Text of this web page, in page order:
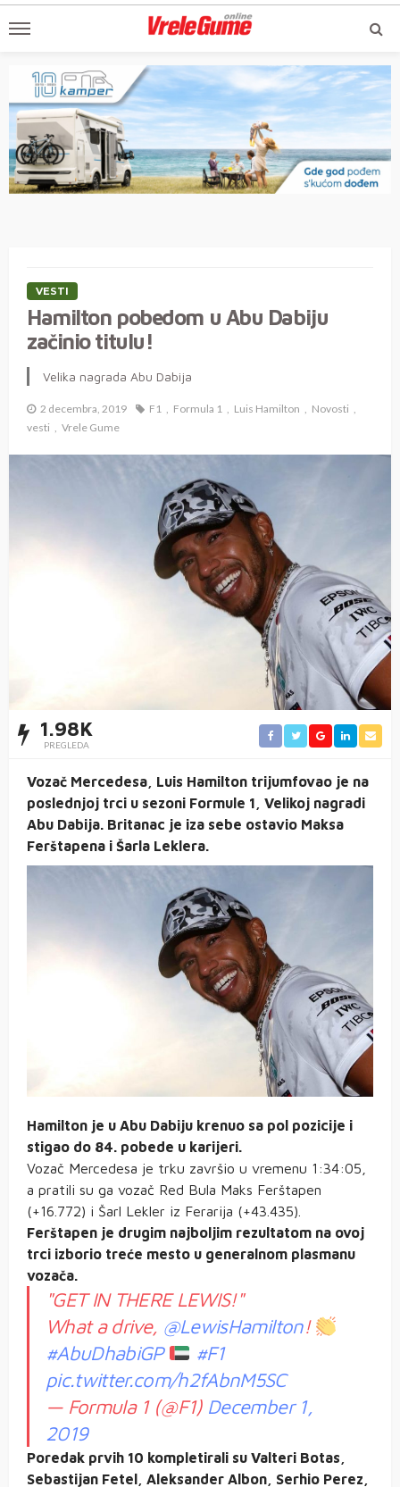
VESTI
Hamilton pobedom u Abu Dabiju
začinio titulu!
Velika nagrada Abu Dabija
2 decembra, 2019 F1 Formula 1 Luis Hamilton
Novosti
vesti
Vrele Gume
1.98K
PREGLEDA
Vozač Mercedesa, Luis Hamilton trijumfovao je na
poslednjoj trci u sezoni Formule 1, Velikoj nagradi
Abu Dabija. Britanac je iza sebe ostavio Maksa
Ferštapena i Šarla Leklera.
Hamilton je u Abu Dabiju krenuo sa pol pozicije i
stigao do 84. pobede u karijeri.
Vozač Mercedesa je trku završio u vremenu 1:34:05,
a pratili su ga vozač Red Bula Maks Ferštapen
(+16.772) i Šarl Lekler iz Ferarija (+43.435).
Ferštapen je drugim najboljim rezultatom na ovoj
trci izborio treće mesto u generalnom plasmanu
vozača.
"GET IN THERE LEWIS!"
What a drive, @LewisHamilton!
#AbuDhabiGP
#F1
pic.twitter.com/h2fAbnM5SC
— Formula 1 (@F1) December 1,
2019
Poredak prvih 10 kompletirali su Valteri Botas,
Sebastijan Fetel, Aleksander Albon, Serhio Perez,